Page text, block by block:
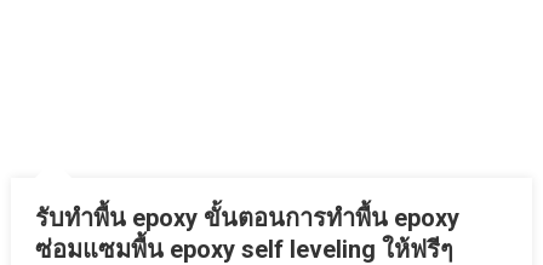
รับทำพื้น epoxy ขั้นตอนการทำพื้น epoxy
ซ่อมแซมพื้น epoxy self leveling ให้ฟรีๆ